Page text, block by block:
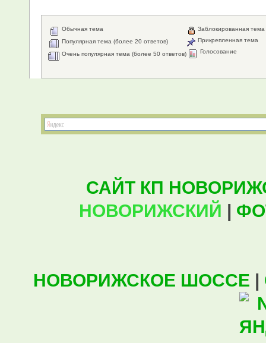
Обычная тема
Популярная тема (более 20 ответов)
Очень популярная тема (более 50 ответов)
Заблокированная тема
Прикрепленная тема
Голосование
САЙТ КП
НОВОРИЖСКИЙ |
НОВОРИЖСКОЕ ШОССЕ |